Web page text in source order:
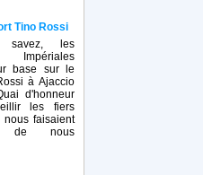
Tino Rossi
les
Impériales
base sur le
à Ajaccio
d'honneur
les fiers
nous faisaient
de nous